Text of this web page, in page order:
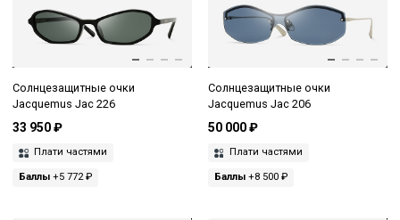
Солнцезащитные очки
Jacquemus Jac 226
33 950 ₽
Плати частями
Баллы +5 772 ₽
Солнцезащитные очки
Jacquemus Jac 206
50 000 ₽
Плати частями
Баллы+8 500 ₽